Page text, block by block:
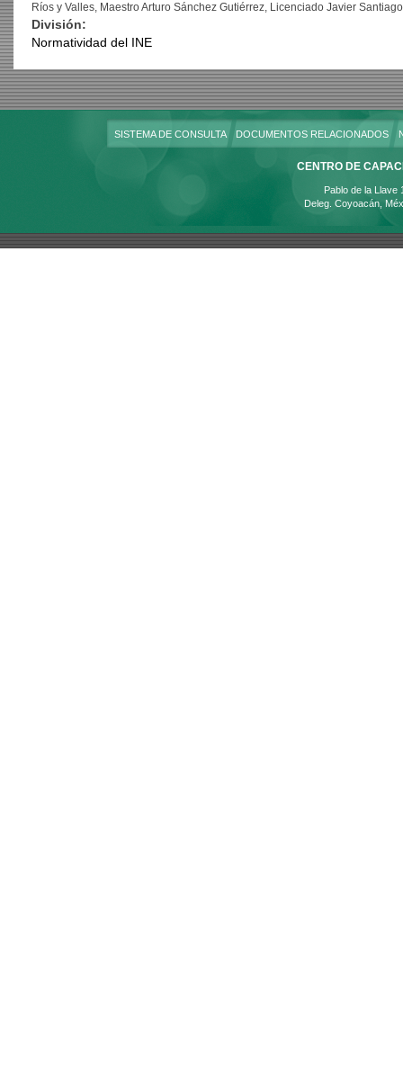
Ríos y Valles, Maestro Arturo Sánchez Gutiérrez, Licenciado Javier
División:
Normatividad del INE
SISTEMA DE CONSULTA DOCUMENTOS RELACIONADOS
CENTRO DE
Pablo de la Llave
Deleg. Coyoacán,